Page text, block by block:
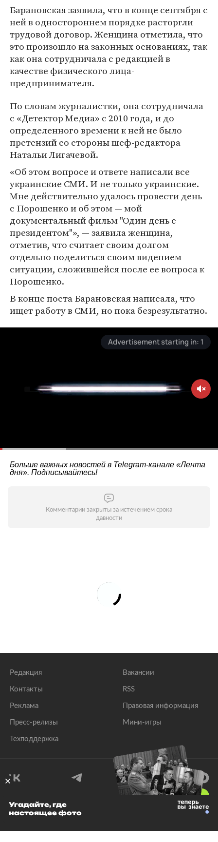
Барановская заявила, что в конце сентября с
ней в одностороннем порядке расторгли
трудовой договор. Женщина отметила, что
это произошло на законных основаниях, так
как она сотрудничала с редакцией в
качестве физического лица-
предпринимателя.
По словам журналистки, она сотрудничала
с «Детектор Медиа» с 2010 года, и до
определенного времени к ней не было
претензий со стороны шеф-редактора
Натальи Лигачевой.
«Об этом вопросе и ответе написали все
украинские СМИ. И не только украинские.
Мне действительно удалось провести день
с Порошенко и об этом — мой
документальный фильм "Один день с
президентом"», — заявила женщина,
отметив, что считает своим долгом
отдельно поделиться своим видением
ситуации, сложившейся после ее вопроса к
Порошенко.
В конце поста Барановская написала, что
ищет работу в СМИ, но пока безрезультатно.
Больше важных новостей в Telegram-канале «Лента
дня». Подписывайтесь!
Комментарии закрыты за истечением срока
давности
Редакция
Контакты
Реклама
Пресс-релизы
Техподдержка
Вакансии
RSS
Правовая информация
Мини-игры
© 1999–2026 Все права защищены.
Угадайте, где
настоящее фото